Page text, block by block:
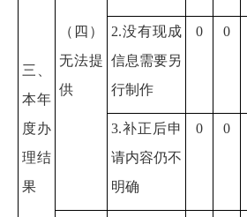
三、
本年
度办
理结
果
（四）
无法提
供
2.没有现成
信息需要另
行制作
0 0
3.补正后申
请内容仍不
明确
0 0